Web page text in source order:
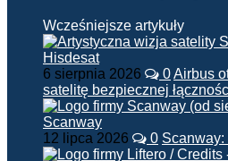
Wcześniejsze artykuły
6 sierpnia 2026 0Airbus
satelitę bezpiecznej
12 lipca 2026 0